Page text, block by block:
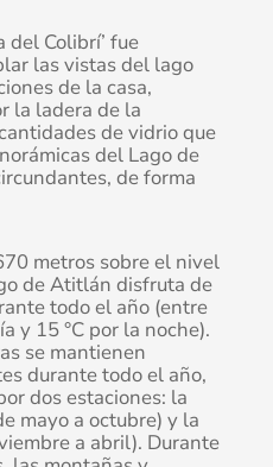
del Colibrí’ fue
las vistas del lago
de la casa,
la ladera de la
de vidrio que
del Lago de
de forma
metros sobre el nivel
de Atitlán disfruta de
todo el año (entre
y 15 °C por la noche).
se mantienen
durante todo el año,
dos estaciones: la
mayo a octubre) y la
a abril). Durante